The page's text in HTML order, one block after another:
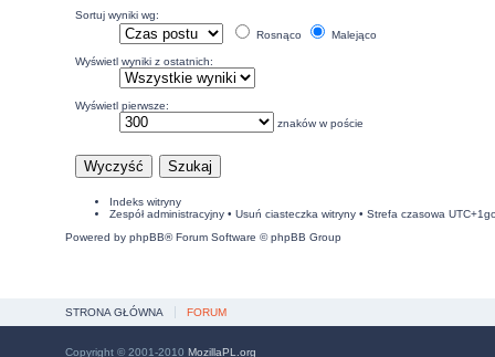
Sortuj wyniki wg:
Rosnąco
Malejąco
Wyświetl wyniki z ostatnich:
Wyświetl pierwsze:
znaków w poście
Indeks witryny
Zespół administracyjny• Usuń ciasteczka witryny• Strefa czasowa
Powered by phpBB® Forum Software © phpBB Group
STRONA GŁÓWNA FORUM
Copyright © 2001-2010 MozillaPL.org